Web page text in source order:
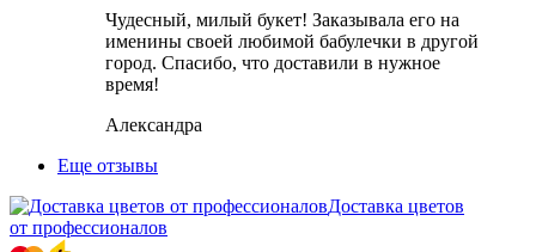
Чудесный, милый букет! Заказывала его на
именины своей любимой бабулечки в другой
город. Спасибо, что доставили в нужное
время!
Александра
Еще отзывы
Доставка цветов
от профессионалов